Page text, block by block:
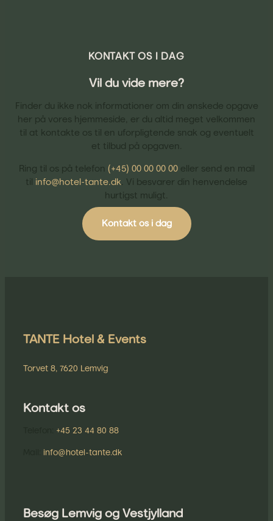
KONTAKT OS I DAG
Vil du vide mere?
Finder du ikke nok informationer om din ønskede opgave
her på vores hjemmeside, er du altid meget velkommen
til at kontakte os til en uforpligtende snak og eventuelt
et tilbud på opgaven.
Ring til os på telefon (+45) 00 00 00 00eller send en mail
til info@hotel-tante.dk . Vi besvarer din henvendelse
hurtigst muligt.
Kontakt os i dag
TANTE Hotel & Events
Torvet 8, 7620 Lemvig
Kontakt os
+45 23 44 80 88
info@hotel-tante.dk
Besøg Lemvig og Vestjylland